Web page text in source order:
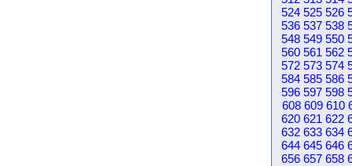
524 525 526
536 537 538
548 549 550
560 561 562
572 573 574
584 585 586
596 597 598
608 609 610
620 621 622
632 633 634
644 645 646
656 657 658